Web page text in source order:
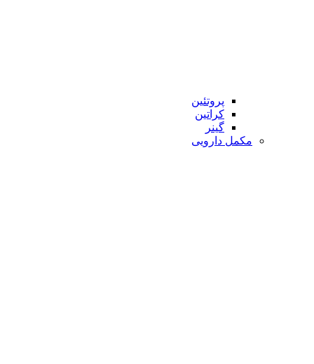
پروتئین
کراتین
گینر
مکمل دارویی